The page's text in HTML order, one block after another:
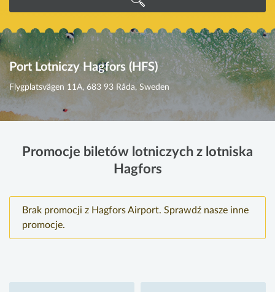
Port Lotniczy Hagfors (HFS)
Flygplatsvägen 11A, 683 93 Råda, Sweden
Promocje biletów lotniczych z lotniska
Hagfors
Brak promocji z Hagfors Airport. Sprawdź nasze inne
promocje.